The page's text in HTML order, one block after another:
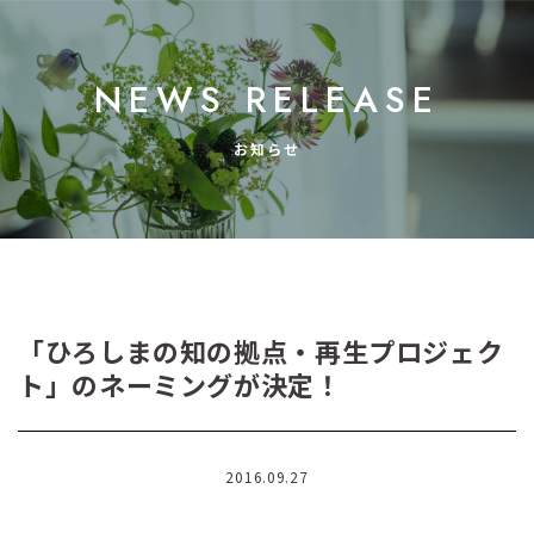
NEWS RELEASE
お知らせ
「ひろしまの知の拠点・再生プロジェク
ト」のネーミングが決定！
2016.09.27